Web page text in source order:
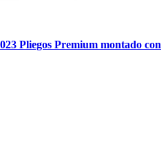
Pliegos Premium montado con